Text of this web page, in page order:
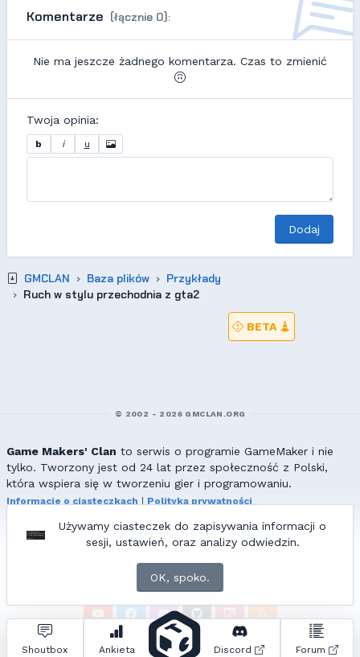
Komentarze (łącznie 0):
Nie ma jeszcze żadnego komentarza. Czas to zmienić
Twoja opinia:
b i u
Dodaj
GMCLAN Baza plików
Przykłady
Ruch w stylu przechodnia z gta2
Używamy ciasteczek do zapisywania informacji o
sesji, ustawień, oraz analizy odwiedzin.
OK, spoko.
Shoutbox Ankieta Discord Forum
BETA
© 2002 - 2026 GMCLAN.ORG
Game Makers' Clan to serwis o programie GameMaker i nie
tylko. Tworzony jest od 24 lat przez społeczność z Polski,
która wspiera się w tworzeniu gier i programowaniu.
Informacje o ciasteczkach
Polityka prywatności
Wszelkie prawa zastrzeżone. Kopiowanie materiałów bez zgody
redakcji zabronione!
ZNAJDZIESZ NAS TAKŻE NA:
Zapytań do bazy: • Czas generowania: